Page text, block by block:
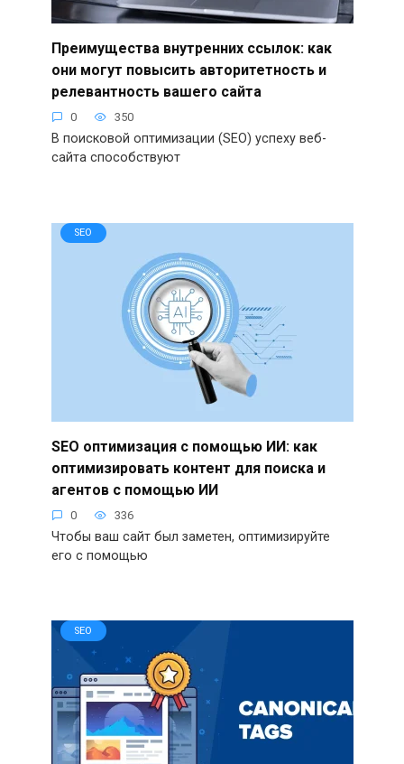
Преимущества внутренних ссылок: как
они могут повысить авторитетность и
релевантность вашего сайта
0 350
В поисковой оптимизации (SEO) успеху веб-
сайта способствуют
SEO
SEO оптимизация с помощью ИИ: как
оптимизировать контент для поиска и
агентов с помощью ИИ
0 336
Чтобы ваш сайт был заметен, оптимизируйте
его с помощью
SEO